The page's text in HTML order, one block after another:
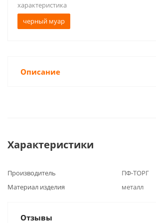
характеристика
черный муар
Описание
Характеристики
Производитель
ПФ-ТОРГ
Материал изделия
металл
Отзывы